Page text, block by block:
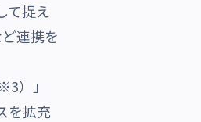
て捉え
連携を
）」
を拡充